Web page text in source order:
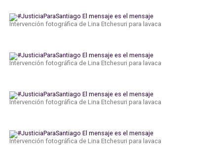
Intervención fotográfica de Lina Etchesuri para lavaca
Intervención fotográfica de Lina Etchesuri para lavaca
Intervención fotográfica de Lina Etchesuri para lavaca
Intervención fotográfica de Lina Etchesuri para lavaca